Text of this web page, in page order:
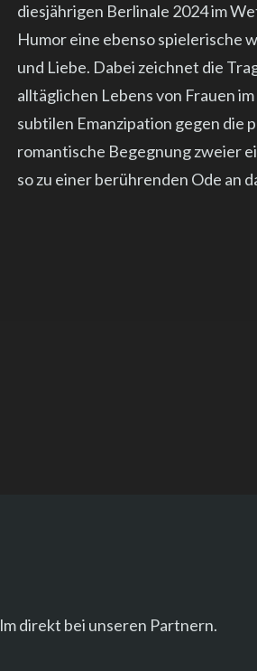
diesjährigen Berlinale 2024 im
Humor eine ebenso spielerische
und Liebe. Dabei zeichnet die
alltäglichen Lebens von Frauen
subtilen Emanzipation gegen die
romantische Begegnung zweier
so zu einer berührenden Ode an
direkt bei unseren Partnern.